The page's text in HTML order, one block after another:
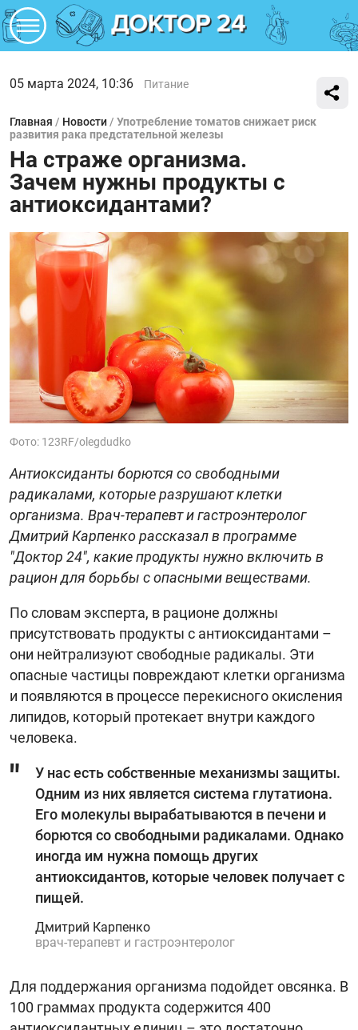
05 марта 2024, 10:36 Питание
Главная / Новости / Употребление томатов снижает риск
развития рака предстательной железы
На страже организма.
Зачем нужны продукты с
антиоксидантами?
Фото: 123RF/olegdudko
Антиоксиданты борются со свободными
радикалами, которые разрушают клетки
организма. Врач-терапевт и гастроэнтеролог
Дмитрий Карпенко рассказал в программе
"Доктор 24", какие продукты нужно включить в
рацион для борьбы с опасными веществами.
По словам эксперта, в рационе должны
присутствовать продукты с антиоксидантами –
они нейтрализуют свободные радикалы. Эти
опасные частицы повреждают клетки организма
и появляются в процессе перекисного окисления
липидов, который протекает внутри каждого
человека.
У нас есть собственные механизмы защиты.
Одним из них является система глутатиона.
Его молекулы вырабатываются в печени и
борются со свободными радикалами. Однако
иногда им нужна помощь других
антиоксидантов, которые человек получает с
пищей.
Дмитрий Карпенко
врач-терапевт и гастроэнтеролог
Для поддержания организма подойдет овсянка. В
100 граммах продукта содержится 400